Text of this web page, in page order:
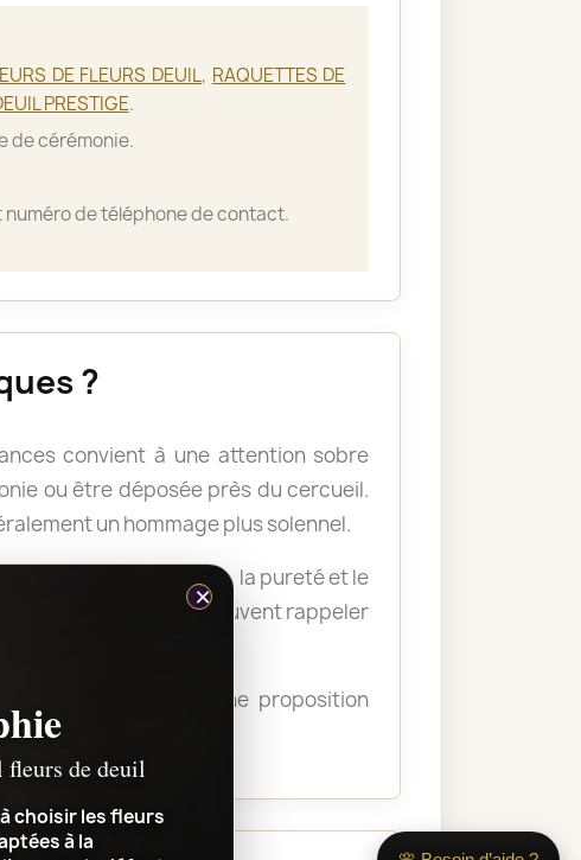
DE FLEURS DEUIL, RAQUETTES DE
PRESTIGE.
de cérémonie.
de téléphone de contact.
?
convient à une attention sobre
ou être déposée près du cercueil.
un hommage plus solennel.
la paix, la pureté et le
plus soutenues peuvent rappeler
vous guider vers une proposition
transmettre.
×
fleurs de deuil
choisir les fleurs
à la